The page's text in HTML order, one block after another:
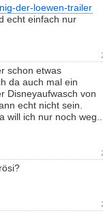
der-loewen-trailer
echt einfach nur
schon etwas
da auch mal ein
Disneyaufwasch von
echt nicht sein.
will ich nur noch